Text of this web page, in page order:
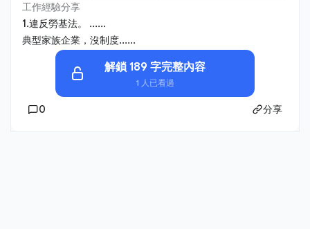
工作經驗分享
1.違反勞基法。 ......
典型家族企業，沒制度......
解鎖 189 字完整內容
1 人已看過
0 分享